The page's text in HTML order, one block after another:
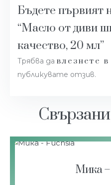
Бъдете първият
“Масло от диви
качество, 20 мл”
Трябва да влезнете
публикувате отзив.
Мика –